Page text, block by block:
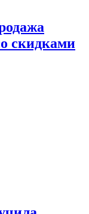
скидками